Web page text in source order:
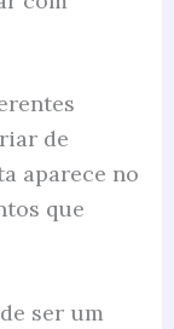
de
aparece no
que
ser um